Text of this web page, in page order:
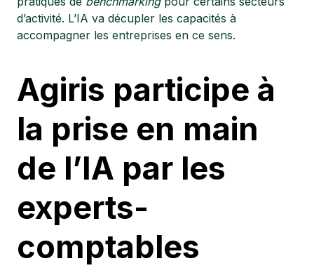
d’activité. L’IA va décupler les capacités à
accompagner les entreprises en ce sens.
Agiris participe à
la prise en main
de l’IA par les
experts-
comptables